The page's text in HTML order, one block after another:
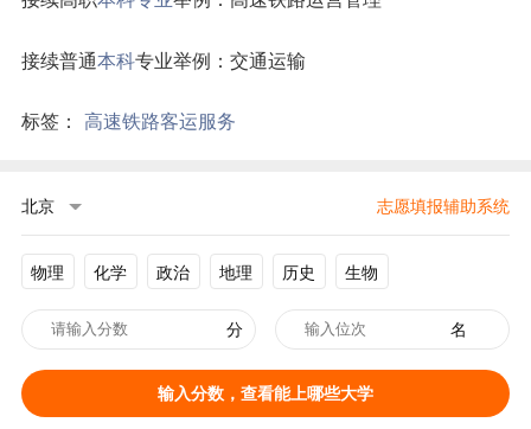
接续普通本科专业举例：交通运输
标签： 高速铁路客运服务
北京 志愿填报辅助系统
物理 化学 政治 地理 历史 生物
分 名
输入分数，查看能上哪些大学